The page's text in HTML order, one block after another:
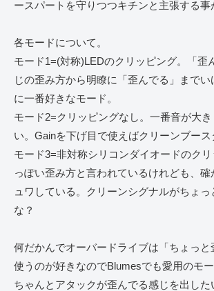
ースパートを守りつつキチンと主張する事
各モードについて。
モード1=(対称)LEDのクリッピング。「歪
じの歪み方から明瞭に「歪んでる」まで
に一番好きなモード。
モード2=クリッピングなし。一番音が大
い。Gainを下げ目で使えばクリーンブース
モード3=非対称シリコンダイオードのク
っぽい歪み方と言われているけれども、
ュワしている。クリーンシグナルがちょ
な？
何だかんでオーバードライブは「ちょっ
使うのが好きなのでBlumesでも愛用のモー
ちゃんとアタックが歪んでる感じを出した